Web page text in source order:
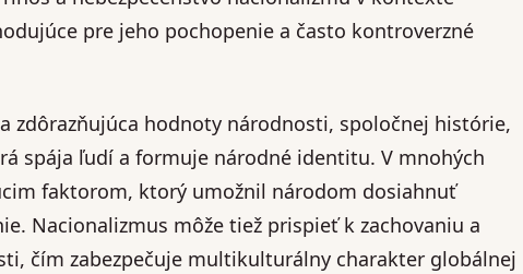
pre jeho pochopenie a často kontroverzné
zdôrazňujúca hodnoty národnosti, spoločnej histórie,
spája ľudí a formuje národné identitu. V mnohých
faktorom, ktorý umožnil národom dosiahnuť
Nacionalizmus môže tiež prispieť k zachovaniu a
čím zabezpečuje multikulturálny charakter globálnej